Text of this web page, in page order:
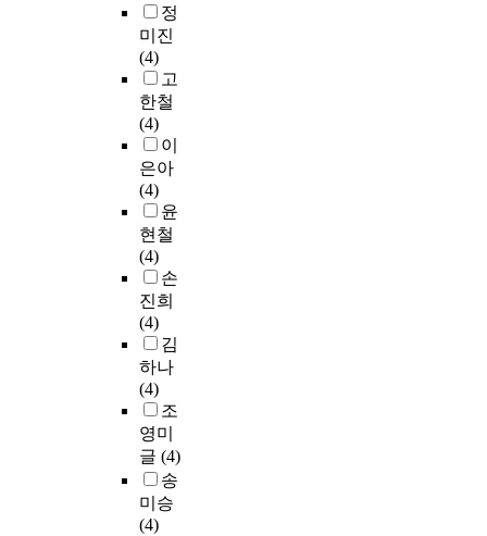
정
미진
(4)
고
한철
(4)
이
은아
(4)
윤
현철
(4)
손
진희
(4)
김
하나
(4)
조
영미
글 (4)
송
미승
(4)